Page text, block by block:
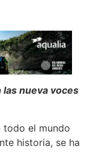
las nueva voces
todo el mundo
historia, se ha